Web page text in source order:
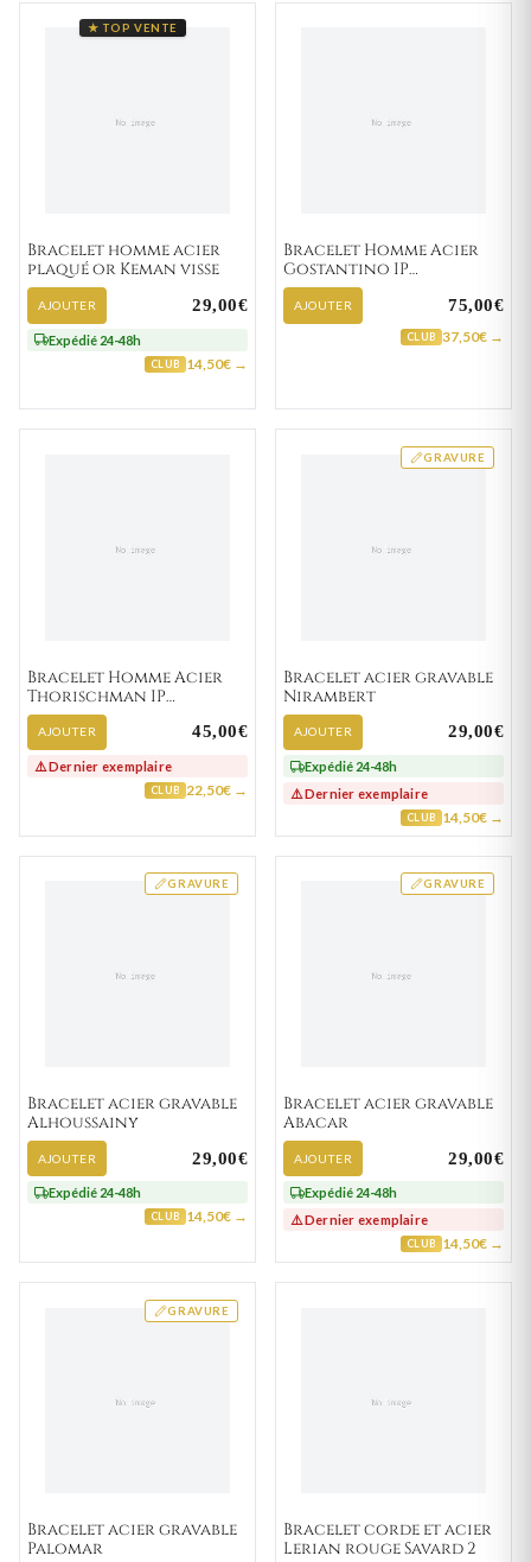
★ TOP VENTE
Bracelet homme acier
plaqué or Keman visse
AJOUTER 29,00€
Expédié 24-48h
CLUB 14,50€ →
Bracelet Homme Acier
Gostantino IP
jaune,noir Diamant
AJOUTER 75,00€
CLUB 37,50€ →
Bracelet Homme Acier
Thorischman IP
jaune,noir Diamant
AJOUTER 45,00€
⚠️ Dernier exemplaire
CLUB 22,50€ →
GRAVURE
Bracelet acier gravable
Nirambert
AJOUTER 29,00€
Expédié 24-48h
⚠️ Dernier exemplaire
CLUB 14,50€ →
GRAVURE
Bracelet acier gravable
Alhoussainy
AJOUTER 29,00€
Expédié 24-48h
CLUB 14,50€ →
GRAVURE
Bracelet acier gravable
Abacar
AJOUTER 29,00€
Expédié 24-48h
⚠️ Dernier exemplaire
CLUB 14,50€ →
GRAVURE
Bracelet acier gravable
Palomar
Bracelet corde et acier
Lerian rouge Savard 2